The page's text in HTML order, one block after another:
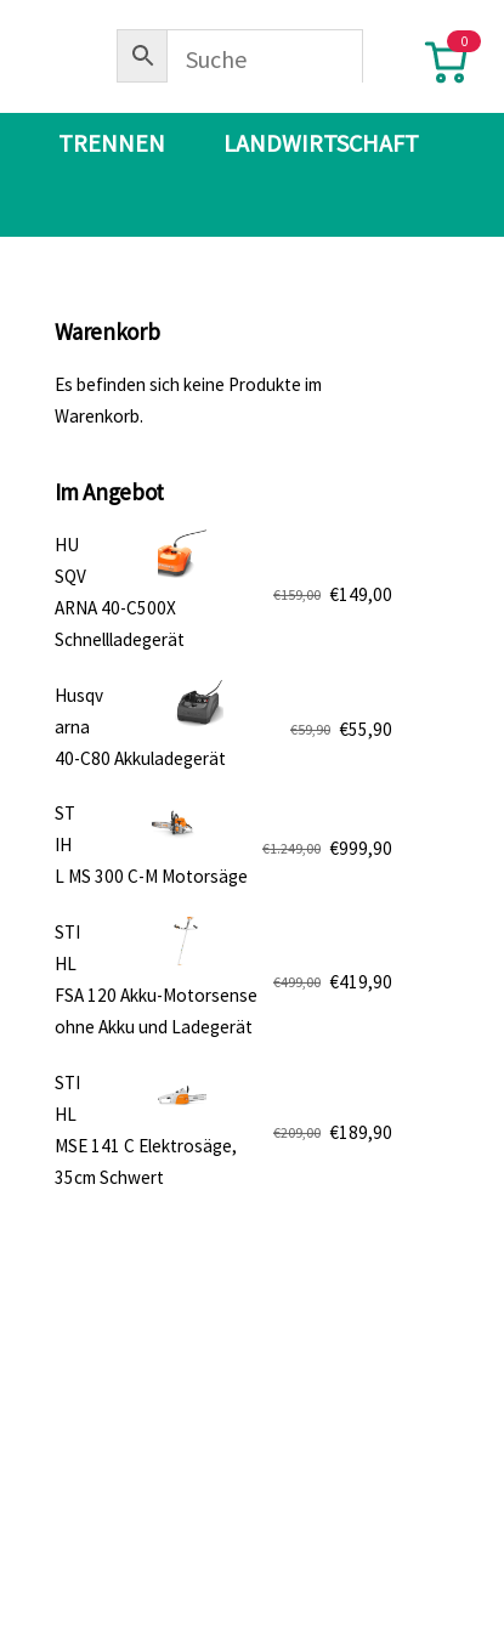
0
TRENNEN LANDWIRTSCHAFT
Warenkorb
Es befinden sich keine Produkte im
Warenkorb.
Im Angebot
HU
SQV
ARNA 40-C500X
Schnellladegerät
€159,00
Ursprünglicher
Preis
€159,00
€149,00
Aktueller
Preis
€149,00.
Husqv
arna
40-C80 Akkuladegerät
€59,90
war:
€59,90
€55,90
ist:
€55,90.
ST
IH
L MS 300 C-M Motorsäge
€1.249,00
war:
€1.249,00
€999,90
ist:
€999,90.
STI
HL
FSA 120 Akku-Motorsense
ohne Akku und Ladegerät
€499,00
Ursprünglicher
Preis
€499,00
€419,90
Aktueller
Preis
€419,90.
STI
HL
MSE 141 C Elektrosäge,
35cm Schwert
€209,00
Ursprünglicher
Preis
€189,90
Aktueller
Preis